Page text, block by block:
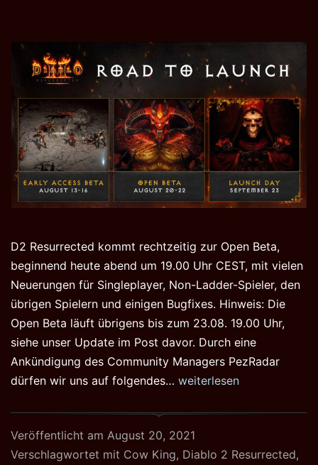
D2 Resurrected kommt rechtzeitig zur Open Beta,
beginnend heute abend um 19.00 Uhr CEST, mit vielen
Neuerungen für Singleplayer, Non-Ladder-Spieler, den
übrigen Spielern und einigen Bugfixes. Hinweis: Die
Open Beta läuft übrigens bis zum 23.08. 19.00 Uhr,
siehe unser Update im Post davor. Durch eine
Ankündigung des Community Managers PezRadar
dürfen wir uns auf folgendes… Diablo
Resurrected
Beta:
Mehr
weiterlesen
Veröffentlicht am August 20, 2021
Verschlagwortet mit Cow King, Diablo 2 Resurrected,